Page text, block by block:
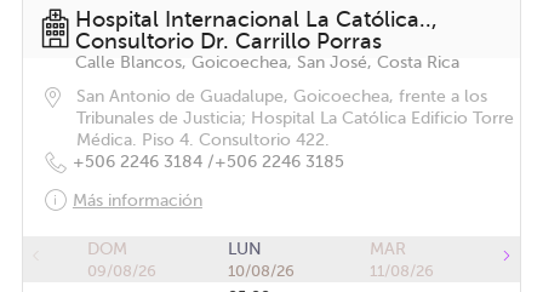
Hospital Internacional La Católica..,
Consultorio Dr. Carrillo Porras
Calle Blancos, Goicoechea, San José, Costa Rica
San Antonio de Guadalupe, Goicoechea, frente a los
Tribunales de Justicia; Hospital La Católica Edificio Torre
Médica. Piso 4. Consultorio 422.
+506 2246 3184 /+506 2246 3185
Más información
DOM
09/08/26
LUN
10/08/26
MAR
11/08/26